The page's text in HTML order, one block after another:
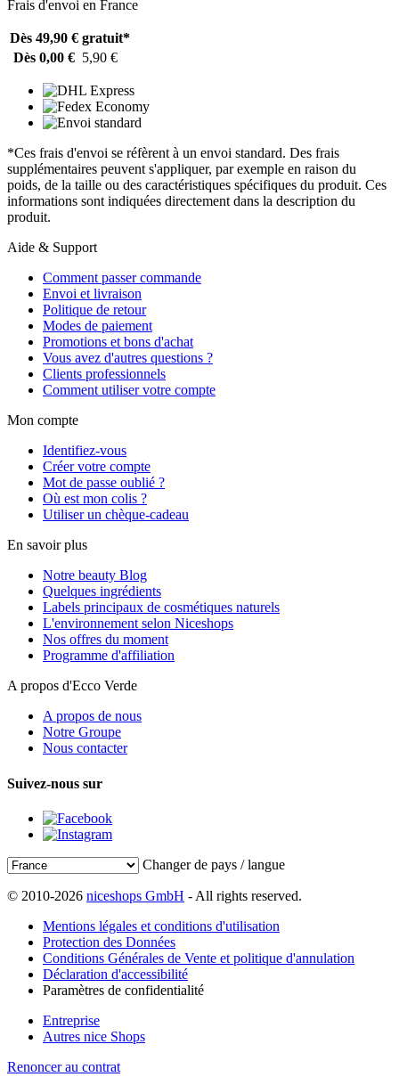
Frais d'envoi en France
Dès 49,90 € gratuit*
Dès 0,00 € 5,90 €
*Ces frais d'envoi se réfèrent à un envoi standard. Des frais
supplémentaires peuvent s'appliquer, par exemple en raison du
poids, de la taille ou des caractéristiques spécifiques du produit. Ces
informations sont indiquées directement dans la description du
produit.
Aide & Support
Comment passer commande
Envoi et livraison
Politique de retour
Modes de paiement
Promotions et bons d'achat
Vous avez d'autres questions ?
Clients professionnels
Comment utiliser votre compte
Mon compte
Identifiez-vous
Créer votre compte
Mot de passe oublié ?
Où est mon colis ?
Utiliser un chèque-cadeau
En savoir plus
Notre beauty Blog
Quelques ingrédients
Labels principaux de cosmétiques naturels
L'environnement selon Niceshops
Nos offres du moment
Programme d'affiliation
A propos d'Ecco Verde
A propos de nous
Notre Groupe
Nous contacter
Suivez-nous sur
Changer de pays / langue
© 2010-2026 niceshops GmbH - All rights reserved.
Mentions légales et conditions d'utilisation
Protection des Données
Conditions Générales de Vente et politique d'annulation
Déclaration d'accessibilité
Paramètres de confidentialité
Entreprise
Autres nice Shops
Renoncer au contrat